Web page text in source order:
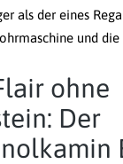
als der eines
und
ohne
Der